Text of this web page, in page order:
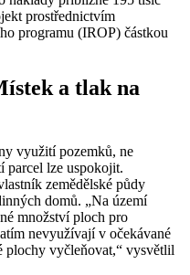
prostřednictvím
programu (IROP) částkou
a tlak na
využití pozemků, ne
parcel lze uspokojit.
zemědělské půdy
domů. „Na území
množství ploch pro
nevyužívají v očekávané
plochy vyčleňovat,“ vysvětlil